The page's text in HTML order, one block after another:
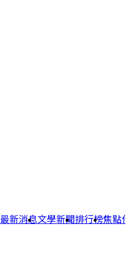
最新消息文學新聞排行榜焦點